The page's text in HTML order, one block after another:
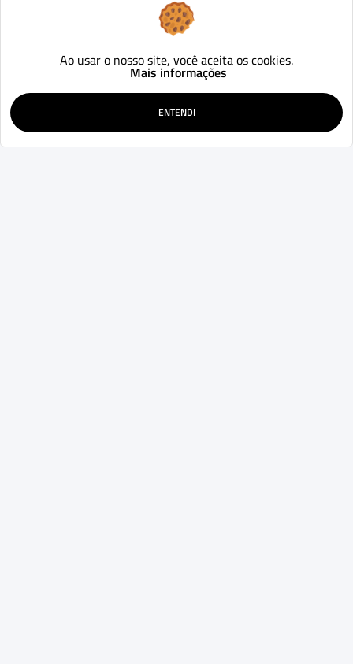
Audi
2015 198.440km Aut.
Canoas - RS
94.990
WHATSAPP
Ao usar o nosso site, você aceita os cookies.
Mais informações
ENTENDI